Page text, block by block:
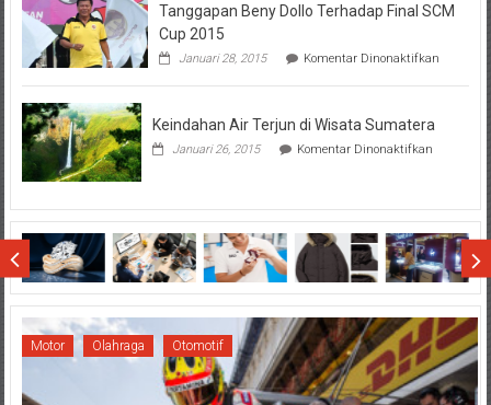
Penting
Hasil
Tanggapan Beny Dollo Terhadap Final SCM
Cup 2015
Januari 28, 2015 Komentar Dinonaktifkanpada
Beny
Keindahan Air Terjun di Wisata Sumatera
Januari 26, 2015 Komentar Dinonaktifkanpada
di
Wisata
Sumatera
Motor Olahraga Otomotif